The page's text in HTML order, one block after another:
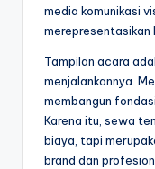
media komunikasi
merepresentasikan
Tampilan acara
menjalankannya.
membangun
Karena itu, sewa
biaya, tapi
brand dan